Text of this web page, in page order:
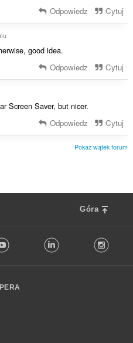
Odpowiedz Cytuj
good idea.
Odpowiedz Cytuj
Screen Saver, but nicer.
Odpowiedz Cytuj
Pokaż wątek forum
Góra
Youtube LinkedIn